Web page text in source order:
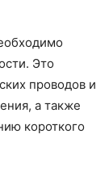
Это
проводов и
а также
короткого